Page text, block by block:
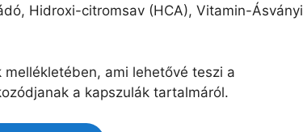
Hidroxi-citromsav (HCA), Vitamin-Ásványi
ami lehetővé teszi a
a kapszulák tartalmáról.